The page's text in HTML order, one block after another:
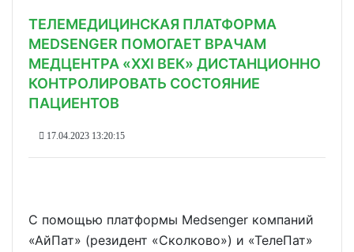
ТЕЛЕМЕДИЦИНСКАЯ ПЛАТФОРМА
MEDSENGER ПОМОГАЕТ ВРАЧАМ
МЕДЦЕНТРА «XXI ВЕК» ДИСТАНЦИОННО
КОНТРОЛИРОВАТЬ СОСТОЯНИЕ
ПАЦИЕНТОВ
17.04.2023 13:20:15
С помощью платформы Medsenger компаний
«АйПат» (резидент «Сколково») и «ТелеПат»